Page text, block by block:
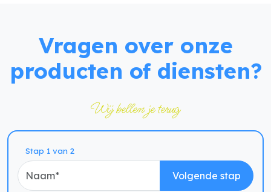
Vragen over onze
producten of diensten?
Wij bellen je terug
Stap 1 van 2
Naam
Volgende stap